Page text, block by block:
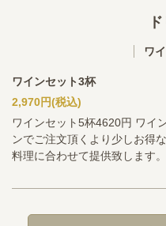
ワ
ワインセット3杯
2,970円(税込)
ワインセット5杯4620円 ワイ
ンでご注文頂くより少しお得
料理に合わせて提供致します。